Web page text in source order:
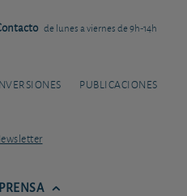
de lunes a viernes de 9h-14h
PUBLICACIONES